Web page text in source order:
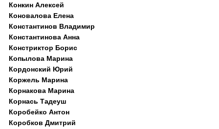
Конкин Алексей
Коновалова Елена
Константинов Владимир
Константинова Анна
Констриктор Борис
Копылова Марина
Кордонский Юрий
Коржель Марина
Корнакова Марина
Корнась Тадеуш
Коробейко Антон
Коробков Дмитрий